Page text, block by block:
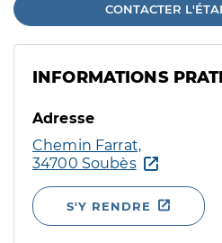
CONTACTER
INFORMATIONS
Adresse
Chemin Farrat,
34700 Soubès
S'Y RENDRE